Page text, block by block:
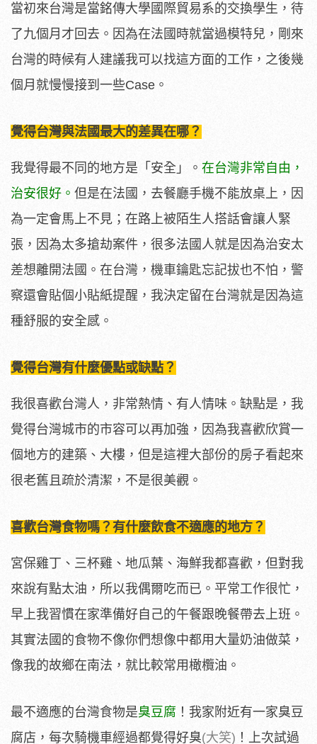
當初來台灣是當銘傳大學國際貿易系的交換學生，待
了九個月才回去。因為在法國時就當過模特兒，剛來
台灣的時候有人建議我可以找這方面的工作，之後幾
個月就慢慢接到一些Case。
覺得台灣與法國最大的差異在哪？
我覺得最不同的地方是「安全」。 在台灣非常自由，
治安很好。 但是在法國，去餐廳手機不能放桌上，因
為一定會馬上不見；在路上被陌生人搭話會讓人緊
張，因為太多搶劫案件，很多法國人就是因為治安太
差想離開法國。在台灣，機車鑰匙忘記拔也不怕，警
察還會貼個小貼紙提醒，我決定留在台灣就是因為這
種舒服的安全感。
覺得台灣有什麼優點或缺點？
我很喜歡台灣人，非常熱情、有人情味。缺點是，我
覺得台灣城市的市容可以再加強，因為我喜歡欣賞一
個地方的建築、大樓，但是這裡大部份的房子看起來
很老舊且疏於清潔，不是很美觀。
喜歡台灣食物嗎？有什麼飲食不適應的地方？
宮保雞丁、三杯雞、地瓜葉、海鮮我都喜歡，但對我
來說有點太油，所以我偶爾吃而已。平常工作很忙，
早上我習慣在家準備好自己的午餐跟晚餐帶去上班。
其實法國的食物不像你們想像中都用大量奶油做菜，
像我的故鄉在南法，就比較常用橄欖油。
最不適應的台灣食物是臭豆腐 ！我家附近有一家臭豆
腐店，每次騎機車經過都覺得好臭(大笑) ！上次試過